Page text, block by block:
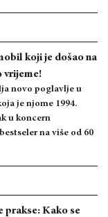
koji je došao na
vrijeme!
novo poglavlje u
je njome 1994.
u koncern
na više od 60
prakse: Kako se